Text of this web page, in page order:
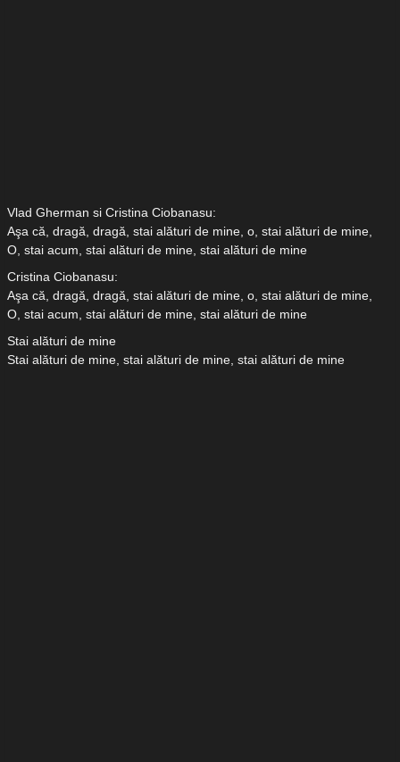
Vlad Gherman si Cristina Ciobanasu:
Aşa că, dragă, dragă, stai alături de mine, o, stai alături de mine,
O, stai acum, stai alături de mine, stai alături de mine
Cristina Ciobanasu:
Aşa că, dragă, dragă, stai alături de mine, o, stai alături de mine,
O, stai acum, stai alături de mine, stai alături de mine
Stai alături de mine
Stai alături de mine, stai alături de mine, stai alături de mine